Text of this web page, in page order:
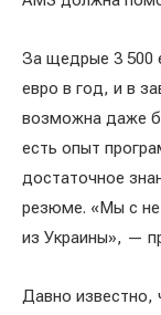
За щедрые 3 500
евро в год, и в
возможна даже
есть опыт
достаточное
резюме. «Мы с
из Украины», —
Давно известно,